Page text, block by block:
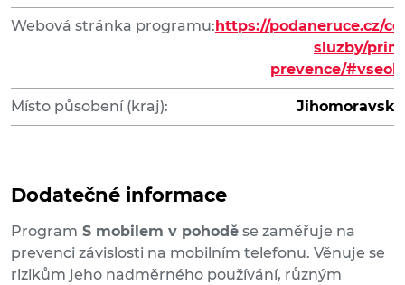
Webová stránka programu: https://podaneruce.cz/
sluzby/
prevence/
Místo působení (kraj):
Dodatečné informace
Program S mobilem v pohodě se zaměřuje na
prevenci závislosti na mobilním telefonu. Věnuje se
rizikům jeho nadměrného používání, různým